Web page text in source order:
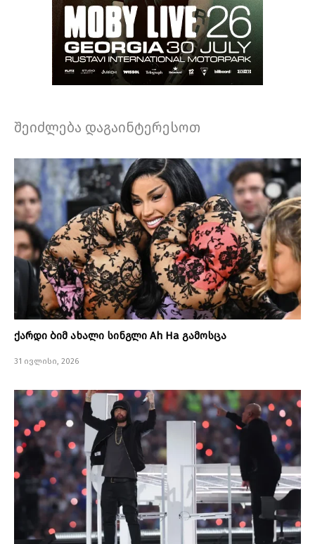
შეიძლება დაგაინტერესოთ
ქარდი ბიმ ახალი სინგლი Ah Ha გამოსცა
31 ივლისი, 2026